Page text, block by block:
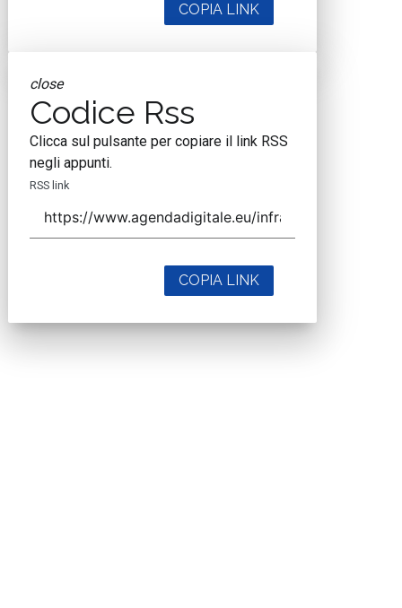
COPIA LINK
close
Codice Rss
Clicca sul pulsante per copiare il link RSS
negli appunti.
RSS link
COPIA LINK